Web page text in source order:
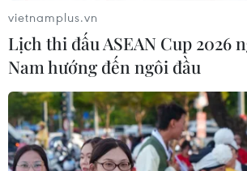
Ukraine tung đòn tập
kích hàng trăm UAV
đánh thẳng vào loạt tỉnh
thành Nga
Sân vận
thế
thức
Tối ngày
vietnamplus.vn
Lịch thi đấu ASEAN Cup 2026
Nam hướng đến ngôi đầu